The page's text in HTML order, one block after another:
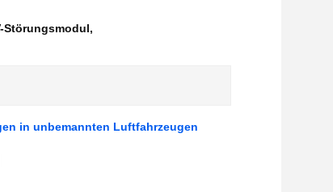
Störungsmodul,
in unbemannten Luftfahrzeugen